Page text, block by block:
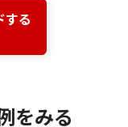
する
をみる